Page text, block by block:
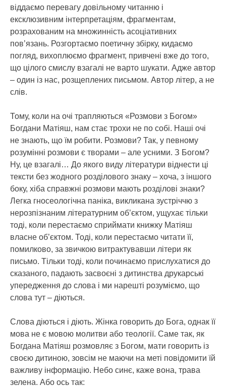
віддаємо перевагу довільному читанню і
ексклюзивним інтерпретаціям, фрагментам,
розрахованим на множинність асоціативних
пов’язань. Розгортаємо поетичну збірку, кидаємо
погляд, вихоплюємо фрагмент, привчені вже до того,
що цілого смислу взагалі не варто шукати. Адже автор
– один із нас, розщеплених письмом. Автор літер, а не
слів.
Тому, коли на очі трапляються «Розмови з Богом»
Богдани Матіяш, нам стає трохи не по собі. Наші очі
не знають, що їм робити. Розмови? Так, у певному
розумінні розмови є творами – але усними. З Богом?
Ну, це взагалі… До якого виду літератури віднести ці
тексти без жодного розділового знаку – хоча, з іншого
боку, хіба справжні розмови мають розділові знаки?
Легка гносеологічна паніка, викликана зустріччю з
нерозпізнаним літературним об’єктом, ущухає тільки
тоді, коли перестаємо сприймати книжку Матіяш
власне об’єктом. Тоді, коли перестаємо читати її,
помилково, за звичкою витрактувавши літери як
письмо. Тільки тоді, коли починаємо прислухатися до
сказаного, падають засвоєні з дитинства друкарські
упередження до слова і ми нарешті розуміємо, що
слова тут – діються.
Слова діються і діють. Жінка говорить до Бога, однак її
мова не є мовою молитви або теології. Саме так, як
Богдана Матіяш розмовляє з Богом, мати говорить із
своєю дитиною, зовсім не маючи на меті повідомити їй
важливу інформацію. Небо синє, каже вона, трава
зелена. Або ось так: